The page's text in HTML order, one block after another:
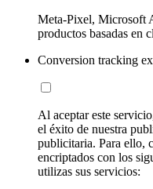
Meta-Pixel, Microsoft
productos basadas en
Conversion tracking
Al aceptar este
el éxito de nuestra
publicitaria. Para ello,
encriptados con los
utilizas sus servicios: